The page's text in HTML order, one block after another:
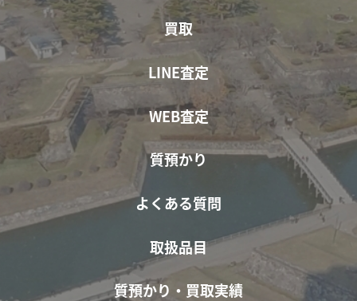
買取
LINE査定
WEB査定
質預かり
よくある質問
取扱品目
質預かり・買取実績